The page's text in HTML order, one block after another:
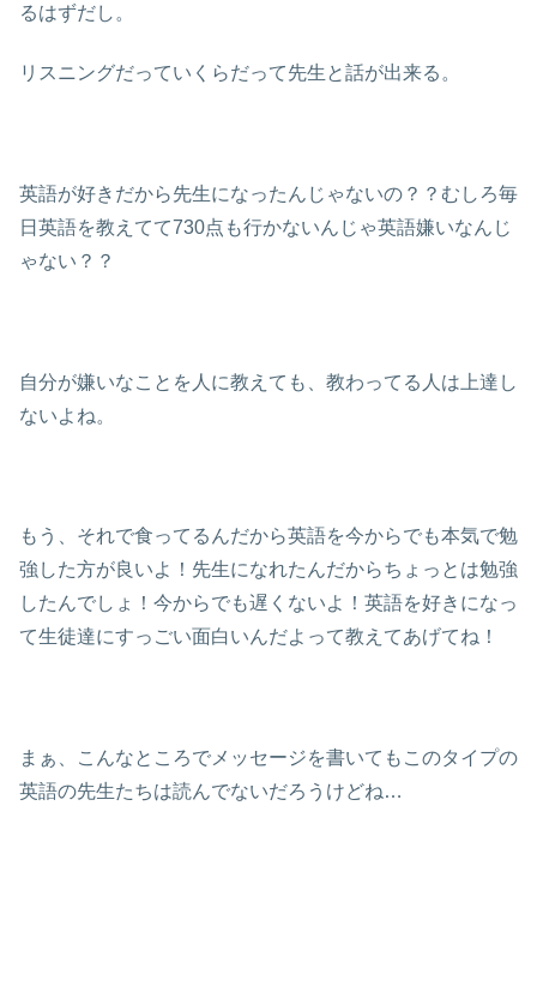
るはずだし。
リスニングだっていくらだって先生と話が出来る。
英語が好きだから先生になったんじゃないの？？むしろ毎
日英語を教えてて730点も行かないんじゃ英語嫌いなんじ
ゃない？？
自分が嫌いなことを人に教えても、教わってる人は上達し
ないよね。
もう、それで食ってるんだから英語を今からでも本気で勉
強した方が良いよ！先生になれたんだからちょっとは勉強
したんでしょ！今からでも遅くないよ！英語を好きになっ
て生徒達にすっごい面白いんだよって教えてあげてね！
まぁ、こんなところでメッセージを書いてもこのタイプの
英語の先生たちは読んでないだろうけどね…